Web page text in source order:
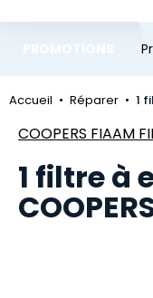
Accueil Réparer 1
Marque
COOPERS FIAAM
1 filtre à